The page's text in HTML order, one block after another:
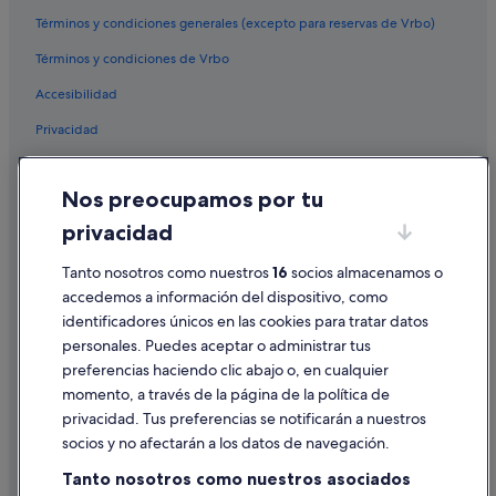
Hoteles con spa en Barreiros
Hoteles con todo incluido en Foz
Foz hoteles
Casas privadas de vacaciones en Foz
Albergues en Foz
Albergues en Barreiros
Apartamentos en Foz
Hoteles de 4 estrellas en Foz
Términos y condiciones generales (excepto para reservas de Vrbo)
Términos y condiciones de Vrbo
Accesibilidad
Privacidad
Condiciones de uso
Información legal/contacto
Pautas sobre el contenido y cómo denunciar contenido
Ayuda
Cancelar un vuelo
Cancelar una reserva de hotel o de un alquiler vacacional
Nos preocupamos por tu
privacidad
Tanto nosotros como nuestros16 socios almacenamos o
accedemos a información del dispositivo, como
identificadores únicos en las cookies para tratar datos
personales. Puedes aceptar o administrar tus
preferencias haciendo clic abajo o, en cualquier
momento, a través de la página de la política de
privacidad. Tus preferencias se notificarán a nuestros
socios y no afectarán a los datos de navegación.
Tanto nosotros como nuestros asociados